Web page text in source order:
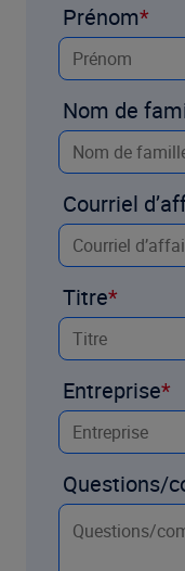
Prénom
Nom de
Courriel
Titre
Entreprise
Questions/